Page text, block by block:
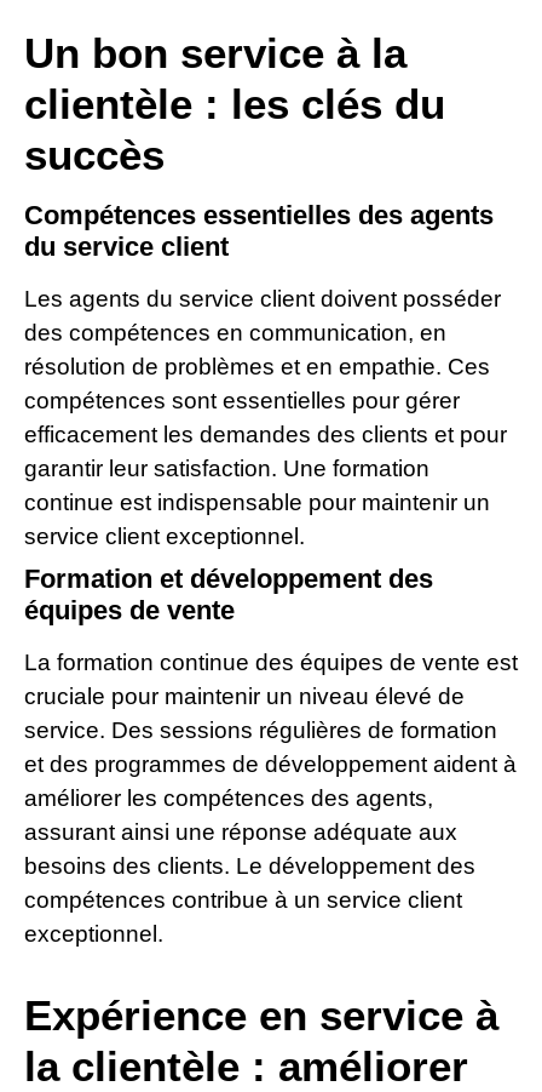
Un bon service à la
clientèle : les clés du
succès
Compétences essentielles des agents
du service client
Les agents du service client doivent posséder
des compétences en communication, en
résolution de problèmes et en empathie. Ces
compétences sont essentielles pour gérer
efficacement les demandes des clients et pour
garantir leur satisfaction. Une formation
continue est indispensable pour maintenir un
service client exceptionnel.
Formation et développement des
équipes de vente
La formation continue des équipes de vente est
cruciale pour maintenir un niveau élevé de
service. Des sessions régulières de formation
et des programmes de développement aident à
améliorer les compétences des agents,
assurant ainsi une réponse adéquate aux
besoins des clients. Le développement des
compétences contribue à un service client
exceptionnel.
Expérience en service à
la clientèle : améliorer